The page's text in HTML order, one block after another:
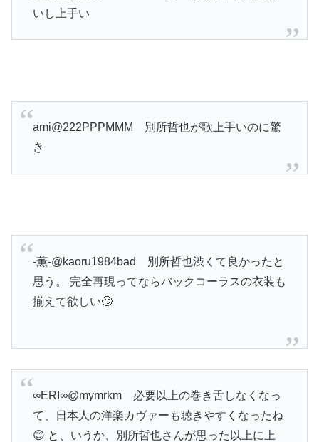
いし上手い
ami@222PPPMMM
別所哲也が歌上手いのに驚
き
-薫-@kaoru1984bad
別所哲也渋くて良かったと
思う。 完全再現ってならバックコーラスの衣装も
揃えて欲しい🙄
∞ERI∞@mymrkm 必要以上の巻き舌しなくなっ
て、日本人の洋楽カヴァーも聴きやすくなったね
😊 と、いうか、別所哲也さんが思った以上に上